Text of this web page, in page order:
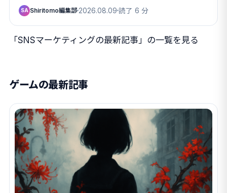
SA Shiritomo編集部 2026.08.09 読了 6 分
「SNSマーケティングの最新記事」の一覧を見る
ゲームの最新記事